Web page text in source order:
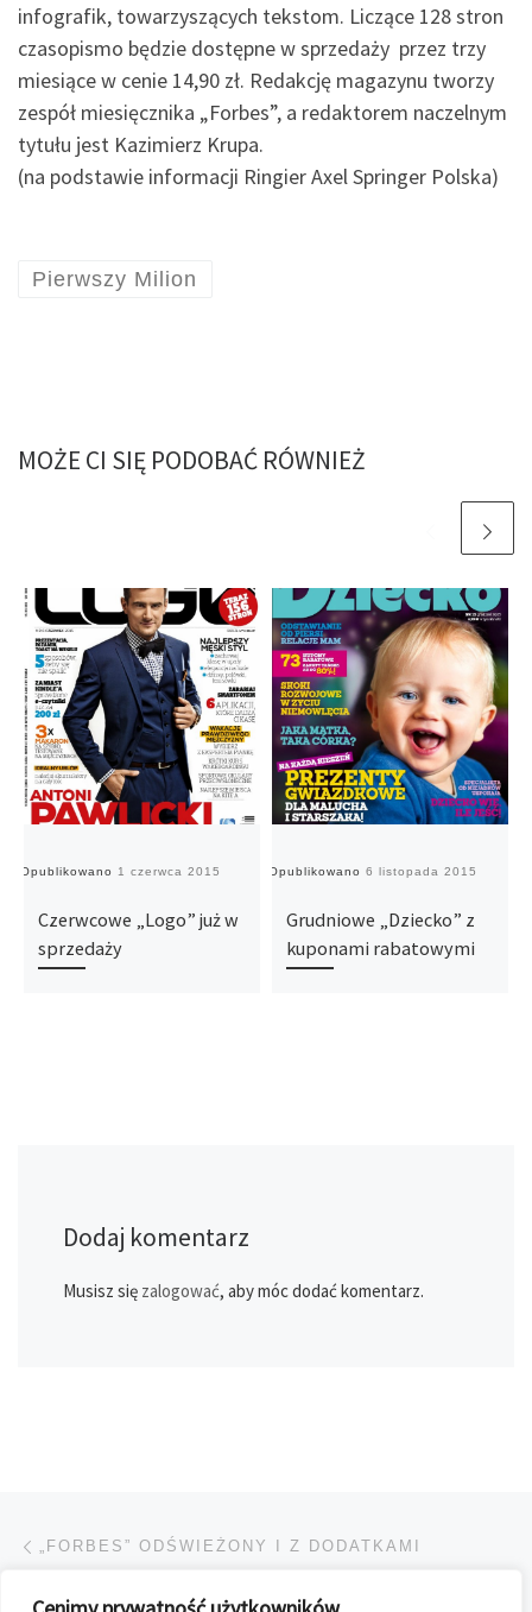
infografik, towarzyszących tekstom. Liczące 128 stron
czasopismo będzie dostępne w sprzedaży przez trzy
miesiące w cenie 14,90 zł. Redakcję magazynu tworzy
zespół miesięcznika „Forbes”, a redaktorem naczelnym
tytułu jest Kazimierz Krupa.
(na podstawie informacji Ringier Axel Springer Polska)
Pierwszy Milion
MOŻE CI SIĘ PODOBAĆ RÓWNIEŻ
Opublikowano 1 czerwca 2015
Czerwcowe „Logo” już w
sprzedaży
Opublikowano 6 listopada 2015
Grudniowe „Dziecko” z
kuponami rabatowymi
Dodaj komentarz
Musisz się zalogować, aby móc dodać komentarz.
Przeglądanie Wpisów
„FORBES” ODŚWIEŻONY I Z DODATKAMI
POWRÓT DO LISTY